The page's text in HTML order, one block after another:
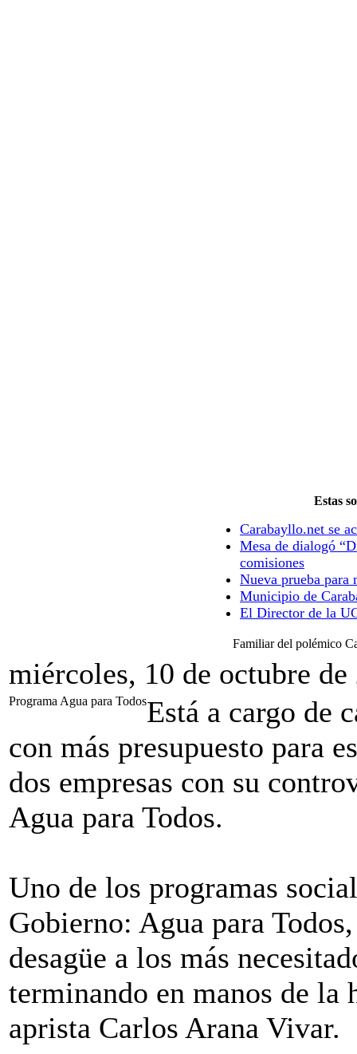
Estas
Carabayllo.net se
Mesa de dialogó
comisiones
Nueva prueba para
Municipio de
El Director de la
Familiar del polémico
miércoles, 10 de octubre de
Programa Agua para TodosEstá a cargo de
con más presupuesto para
dos empresas con su
Agua para Todos.
Uno de los programas
Gobierno: Agua para
desagüe a los más
terminando en manos de la
aprista Carlos Arana Vivar.